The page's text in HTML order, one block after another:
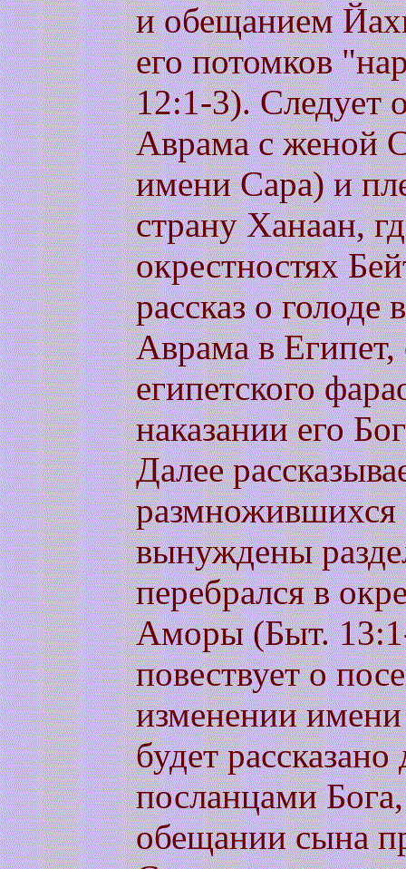
и обещанием
его потомков
12:1-3). Следует
Аврама с женой
имени Сара) и
страну Ханаан,
окрестностях
рассказ о голоде
Аврама в Египет,
египетского
наказании его
Далее
вынуждены
перебрался в
Аморы (Быт.
повествует о
изменении
будет
посланцами
обещании сына